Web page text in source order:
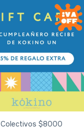
Colectivos $8000